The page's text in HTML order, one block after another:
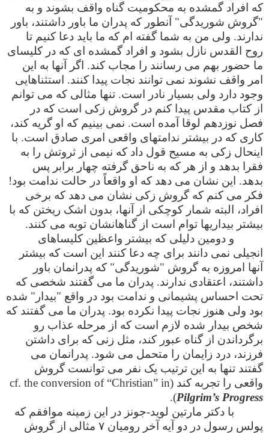
که افراد گمشده به محکومیت گناه واقف بشوند و به
"گروش شوریدگی" آنطور که پدران ما باور داشتند، باور
ندارند. ولی من به شما گفته ام که ما باید دعا کنیم تا
روح القدس نازل بشود و افراد گمشده ای که در کلیسای
ما حضور بهم می رسانند را مجاب کند. اگر آنها به این
امر واقف نشوند نمی توانند نجات پیدا کنند. استثناهایی
وجود دارد ولی بسیار نادر است. تنها مثالی که می توانم
از کتاب مقدس پیدا کنم در گروش زکی است که در
فصل نوزدهم لوقا آمده است. نمی بینیم که او گریه کند،
کاری که در بیشتر ندامتهای واقعی امری صادق است. با
اینحال زکی به مسیح قول داد که نیمی از ثروتش را به
فقرا بدهد و از هر که به ناحق گرفته چهار برابر پس
بدهد. این نشان می دهد که او واقعاً در حالت ندامت بود!
فکر می کنم که گروش زکی نشان می دهد که برخی
افراد، البته شمار کوچکی از آنها، بدون اشک ریختن که با
بیشتر بیداریها توام است از گناهانشان توبه می کنند.
و دومین دلیلی که بیشتر واعظین کلیساهای
انجیلی نمی دانند برای چه دعا کنند این است که بیشتر
آنها امروزه به گروش "شوریدگی" که پدرانمان باور
داشتند، اعتقادی ندارند. پدران ما می گفتند شخصی که
تحت احساس پشیمانی و ندامت بود در واقع "بیدار" شده
بود ولی هنوز نجات پیدا نکرده بود. پدران ما می گفتند که
شخص بیدار شده لازم است که از مرحله عذاب رو
برگرداندن از گناه عبور کند، مثل زنی که برای داشتن
فرزند، درد زایمان را متحمل می شود. پدرانمان می
گفتند تنها به این ترتیب یک نفر می توانست گروش
واقعی را تجربه کند (cf. the conversion of “Christian” in
Pilgrim’s Progress
).
با دکتر مارتین لوید-جونز در این زمینه موافقم که
پولس رسول در دو آیه آخر رومیان ۷ مثالی از گروش